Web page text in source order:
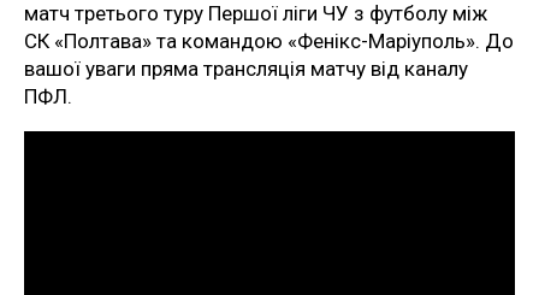
матч третього туру Першої ліги ЧУ з футболу між
СК «Полтава» та командою «Фенікс-Маріуполь». До
вашої уваги пряма трансляція матчу від каналу
ПФЛ.